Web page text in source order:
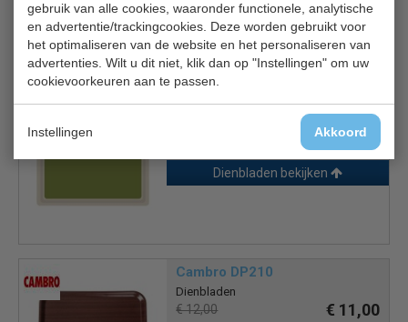
gebruik van alle cookies, waaronder functionele, analytische
en advertentie/trackingcookies. Deze worden gebruikt voor
het optimaliseren van de website en het personaliseren van
advertenties. Wilt u dit niet, klik dan op "Instellingen" om uw
cookievoorkeuren aan te passen.
Instellingen Akkoord
Is dit iets voor jou?
Roltex DS 085
€ 28,00
Dienbladen bekijken
Cambro DP210
Dienbladen
€ 12,00 € 11,00